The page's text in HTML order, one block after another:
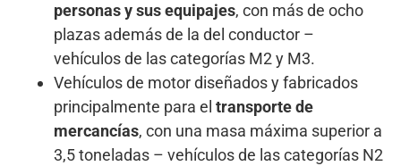
personas y sus equipajes, con más de ocho
plazas además de la del conductor –
vehículos de las categorías M2 y M3.
Vehículos de motor diseñados y fabricados
principalmente para el transporte de
mercancías, con una masa máxima superior a
3,5 toneladas – vehículos de las categorías N2